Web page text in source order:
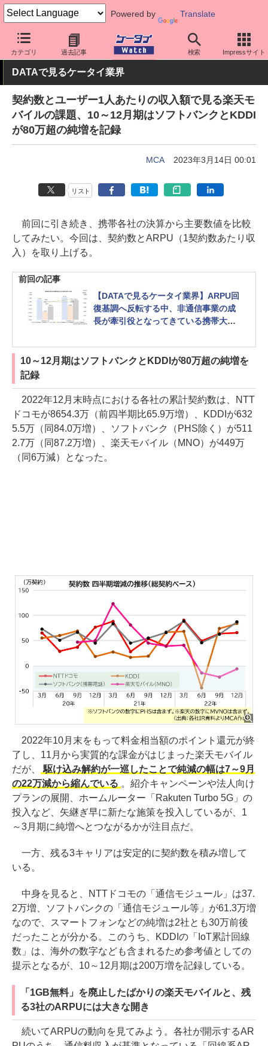
Powered by Translate
カテゴリ 過去記事 検索 Impressサイト
ケータイ Watch 業界動向 調査
DATAで見るケータイ業界
契約数とユーザー1人あたりの収入額で見る楽天モ
バイルの課題、10～12月期はソフトバンクとKDDI
が80万超の純増を記録
MCA 2023年3月14日 00:01
リスト
前回に引き続き、携帯各社の決算から主要数値を比較
してみたい。今回は、契約数とARPU（1契約数あたり収
入）を取り上げる。
前回の記事
【DATAで見るケータイ業界】ARPU回
復基調へ反転する中、非通信事業の成
長が牽引役となってきている携帯大手3
10～12月期はソフトバンクとKDDIが80万超の純増を
記録
2022年12月末時点における各社の累計契約数は、NTT
ドコモが8654.3万（前四半期比65.9万増）、KDDIが632
5.5万（同84.0万増）、ソフトバンク（PHS除く）が511
2.7万（同87.2万増）、楽天モバイル（MNO）が449万
（同6万減）となった。
2022年10月末をもって料金相当額のポイント還元が終
了し、11月から実質的な課金がはじまった楽天モバイル
だが、
駆け込み解約が一巡したことで純減の幅は7～9月
の22万減から縮んでいる 。紹介キャンペーンや法人向け
プランの展開、ホームルーター「Rakuten Turbo 5G」の
投入など、矢継ぎ早に新たな施策を投入しているが、1
～3月期に純増へとつながるかが注目点だ。
一方、残る3キャリアは安定的に契約数を積み増して
いる。
中身を見ると、NTTドコモの「通信モジュール」は37.
2万増、ソフトバンクの「通信モジュール等」が61.3万増
なので、スマートフォンなどの純増は2社とも30万前後
だったことが分かる。このうち、KDDIの「IoT累計回線
数」は、海外の数字なども含まれるため参考値としての
提示となるが、10～12月期は200万増を記録している。
「1GB無料」を廃止したばかりの楽天モバイルと、残
る3社のARPUには大きな開き
続いてARPUの動向を見てみよう。各社が開示するAR